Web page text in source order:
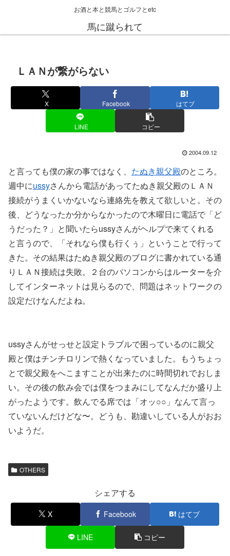
お酒と本と競馬とゴルフとetc
馬に蹴られて
ＬＡＮが繋がらない
X Facebook はてブ
LINE コピー
2004.09.12
と言っても僕の家の事ではなく、 たぬき親父殿のところ。
週中にussyさんから電話があってたぬき親父殿のＬＡＮ
接続がうまくいかないなら連絡先を教えて欲しいと。その
後、どうなったか分からなかったので木曜日に電話で「ど
うだった？」と聞いたらussyさんがヘルプで来てくれる
と言うので、「それなら僕も行くぅ」ということで行って
きた。その結果はたぬき親父殿のブログに書かれている通
りＬＡＮ接続は失敗。２台のパソコンからはルーターを介
してインターネットは見らるので、問題はネットワークの
設定だけなんだよね。
ussyさんがせっせと設定トラブルで困っているのに親父
殿と僕はチンチロリンで熱くなっていました。もうちょっ
とで親父殿をへこますことが出来たのに時間切れでおしま
い。その後の飲み会では僕をつまみにしてなんだか盛り上
がったようです。飲んでる席では「オッ○○」なんて言っ
ていないんだけどな〜。どうも、勘違いしている人がおお
いようだ。
OTHERS
シェアする
X Facebook はてブ
LINE コピー